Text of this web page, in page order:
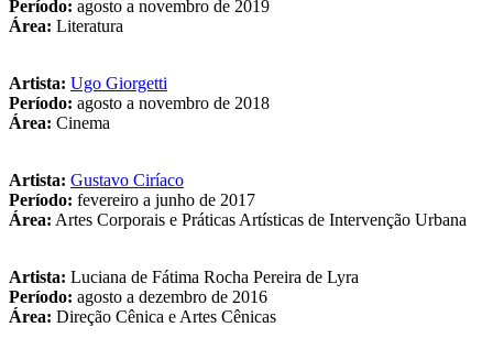
Período: agosto a novembro de 2019
Área: Literatura
Artista: Ugo Giorgetti
Período: agosto a novembro de 2018
Área: Cinema
Artista: Gustavo Ciríaco
Período: fevereiro a junho de 2017
Área: Artes Corporais e Práticas Artísticas de Intervenção Urbana
Artista: Luciana de Fátima Rocha Pereira de Lyra
Período: agosto a dezembro de 2016
Área: Direção Cênica e Artes Cênicas